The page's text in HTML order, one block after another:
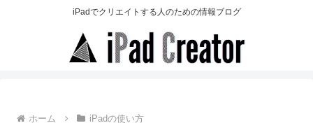
iPadでクリエイトする人のための情報ブログ
ホーム iPadの使い方